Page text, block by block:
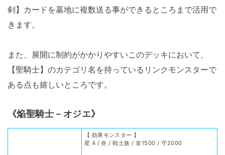
剣】カードを墓地に複数送る事ができるところまで活用で
きます。
また、展開に制約がかかりやすいこのデッキにおいて、
【聖騎士】のカテゴリ名を持っているリンクモンスターで
ある点も嬉しいところです。
《焔聖騎士－オジエ》
【 効果モンスター 】
星 4 / 炎 / 戦士族 / 攻1500 / 守2000